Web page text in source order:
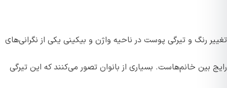
تغییر رنگ و تیرگی پوست در ناحیه واژن و بیکینی یکی از نگرانی‌های
رایج بین خانم‌هاست. بسیاری از بانوان تصور می‌کنند که این تیرگی